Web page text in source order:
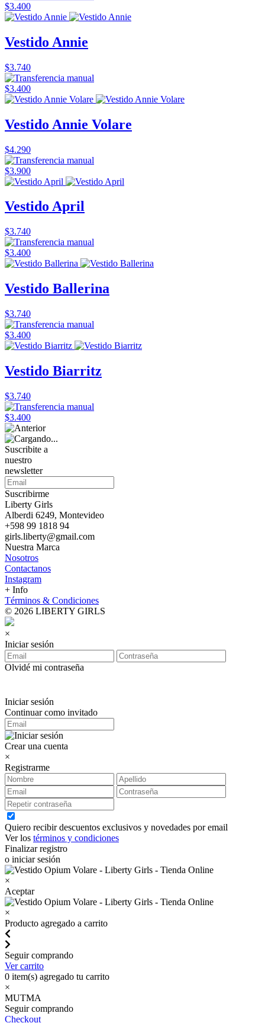
$3.400
Vestido Annie
$3.740
$3.400
Vestido Annie Volare
$4.290
$3.900
Vestido April
$3.740
$3.400
Vestido Ballerina
$3.740
$3.400
Vestido Biarritz
$3.740
$3.400
Suscribite a
nuestro
newsletter
Suscribirme
Liberty Girls
Alberdi 6249, Montevideo
+598 99 1818 94
girls.liberty@gmail.com
Nuestra Marca
Nosotros
Contactanos
Instagram
+ Info
Términos & Condiciones
© 2026 LIBERTY GIRLS
×
Iniciar sesión
Olvidé mi contraseña
Iniciar sesión
Continuar como invitado
Crear una cuenta
×
Registrarme
Quiero recibir descuentos exclusivos y novedades por email
Ver los términos y condiciones
Finalizar registro
o iniciar sesión
×
Aceptar
×
Producto agregado a carrito
Seguir comprando
Ver carrito
0 item(s) agregado tu carrito
×
MUTMA
Seguir comprando
Checkout